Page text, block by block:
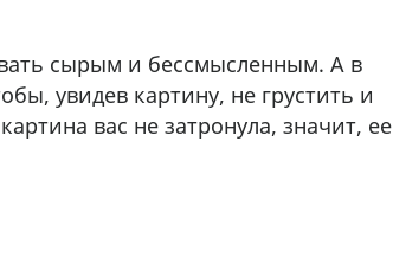
сырым и бессмысленным. А в
увидев картину, не грустить и
вас не затронула, значит, ее